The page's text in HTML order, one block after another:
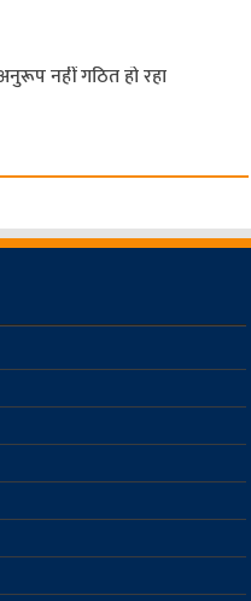
नहीं गठित हो रहा